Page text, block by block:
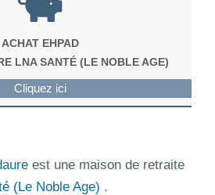
ACHAT EHPAD
LNA SANTÉ (LE NOBLE AGE)
Cliquez ici
est une maison de retraite
(Le Noble Age) .